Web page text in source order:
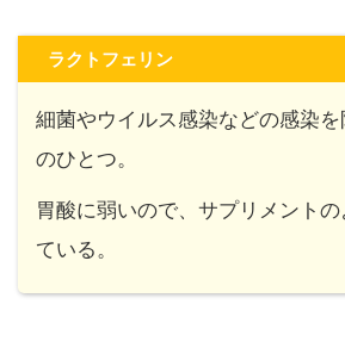
ラクトフェリン
細菌やウイルス感染などの感染
のひとつ。
胃酸に弱いので、サプリメント
ている。